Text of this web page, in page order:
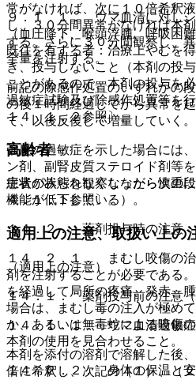
常がなければ、次に１０倍希釈
し、３０分間異常がなければ本
する。さらに３０分間観察し、
全量を注射する。
前記の除感作処置のいずれかの
の後１時間経過してから異常を
て、以後反復して増量していく。
強度の過敏症を示した場合には
ン剤、副腎皮質ステロイド剤等
症状がみられなくなったら次の
４．１．１参照〕。
１４．２． 薬剤投与時の注意
１４．２．１． まむし咬傷の
剤を注射することが必要である
を経過して局所の疼痛、発赤、
場合は、まむし毒の注入が極め
か、あるいは無毒蛇による咬傷
本剤の使用を見合わせること。
１４．２．２． 身体の保温と
９．１．１． ウマ血清に対し
（血圧降下、喉頭浮腫、呼吸困
既往を有する者：治療上やむを
き、投与しないこと（本剤の投
ことがあるので、本剤の投与を
過敏症試験及び除感作処置等を
１４．１．２参照〕。
高齢者
患者の状態を観察しながら慎重
機能が低下している）。
適用上の注意、取扱い上の
（適用上の注意）
１４．１． 薬剤投与前の注意
１４．１．１． ウマ血清過敏
本剤を添付の溶剤で溶解した後
倍に希釈し、次記の（１）、（